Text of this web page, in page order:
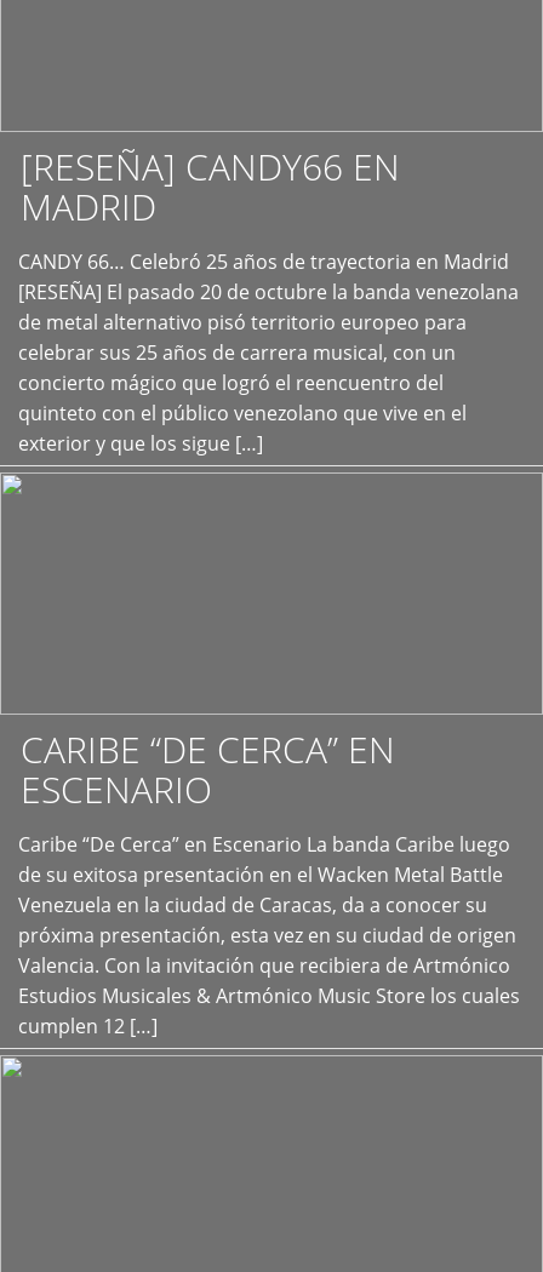
[RESEÑA] CANDY66 EN
MADRID
CANDY 66… Celebró 25 años de trayectoria en Madrid
[RESEÑA] El pasado 20 de octubre la banda venezolana
de metal alternativo pisó territorio europeo para
celebrar sus 25 años de carrera musical, con un
concierto mágico que logró el reencuentro del
quinteto con el público venezolano que vive en el
exterior y que los sigue […]
+
CARIBE “DE CERCA” EN
ESCENARIO
Caribe “De Cerca” en Escenario La banda Caribe luego
de su exitosa presentación en el Wacken Metal Battle
Venezuela en la ciudad de Caracas, da a conocer su
próxima presentación, esta vez en su ciudad de origen
Valencia. Con la invitación que recibiera de Artmónico
Estudios Musicales & Artmónico Music Store los cuales
cumplen 12 […]
+